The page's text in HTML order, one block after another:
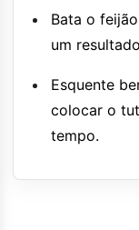
Bata o
um
Esquente
colocar o
tempo.